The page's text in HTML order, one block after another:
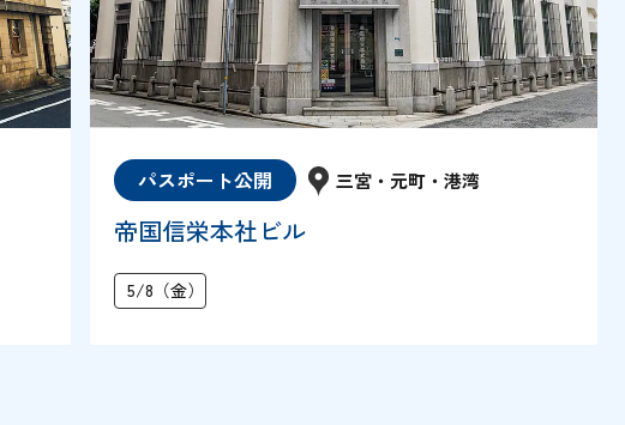
パスポート公開 三宮・元町・港湾
帝国信栄本社ビル
5/8（金）